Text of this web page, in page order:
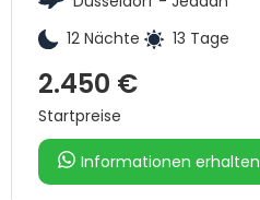
12 Nächte
13 Tage
2.450 €
Startpreise
Informationen erhalten